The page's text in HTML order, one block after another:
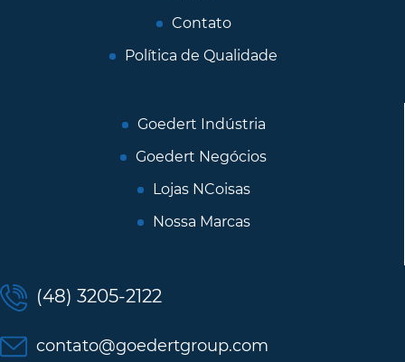
Contato
Política de Qualidade
Goedert Indústria
Goedert Negócios
Lojas NCoisas
Nossa Marcas
(48) 3205-2122
contato@goedertgroup.com